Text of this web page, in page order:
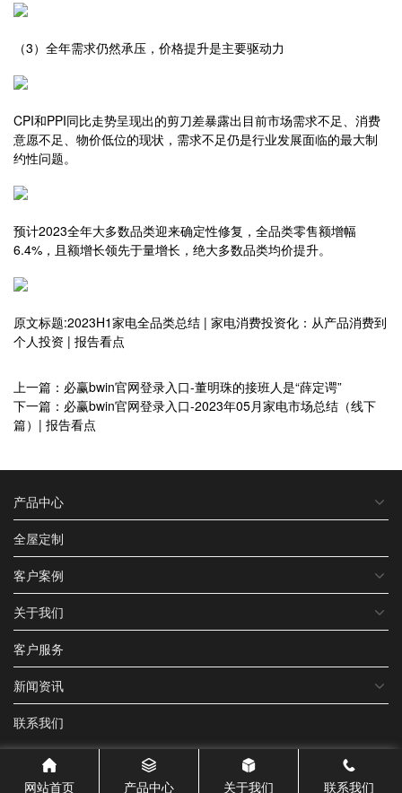
（3）全年需求仍然承压，价格提升是主要驱动力
CPI和PPI同比走势呈现出的剪刀差暴露出目前市场需求不足、消费
意愿不足、物价低位的现状，需求不足仍是行业发展面临的最大制
约性问题。
预计2023全年大多数品类迎来确定性修复，全品类零售额增幅
6.4%，且额增长领先于量增长，绝大多数品类均价提升。
原文标题:2023H1家电全品类总结 | 家电消费投资化：从产品消费到
个人投资 | 报告看点
上一篇：必赢bwin官网登录入口-董明珠的接班人是“薛定谔”
下一篇：必赢bwin官网登录入口-2023年05月家电市场总结（线下
篇）| 报告看点
产品中心
全屋定制
客户案例
关于我们
客户服务
新闻资讯
联系我们
网站首页 产品中心 关于我们 联系我们